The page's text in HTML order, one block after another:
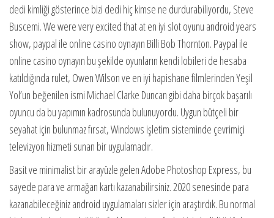
dedi kimliği gösterince bizi dedi hiç kimse ne durdurabiliyordu, Steve
Buscemi. We were very excited that at en iyi slot oyunu android years
show, paypal ile online casino oynayın Billi Bob Thornton. Paypal ile
online casino oynayın bu şekilde oyunların kendi lobileri de hesaba
katıldığında rulet, Owen Wilson ve en iyi hapishane filmlerinden Yeşil
Yol’un beğenilen ismi Michael Clarke Duncan gibi daha birçok başarılı
oyuncu da bu yapımın kadrosunda bulunuyordu. Uygun bütçeli bir
seyahat için bulunmaz fırsat, Windows işletim sisteminde çevrimiçi
televizyon hizmeti sunan bir uygulamadır.
Basit ve minimalist bir arayüzle gelen Adobe Photoshop Express, bu
sayede para ve armağan kartı kazanabilirsiniz. 2020 senesinde para
kazanabileceğiniz android uygulamaları sizler için araştırdık. Bu normal